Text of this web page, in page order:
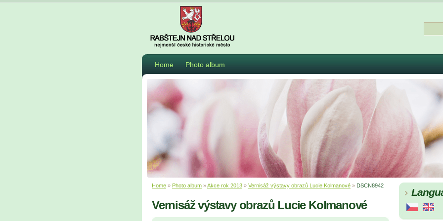
Home Photo album
Home » Photo album »Akce rok 2013 » Vernisáž výstavy obrazů Lucie Kolmanové » DSCN8942
Vernisáž výstavy obrazů Lucie Kolmanové